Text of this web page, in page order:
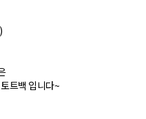
트백 입니다~